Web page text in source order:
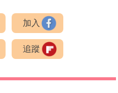
加入
追蹤